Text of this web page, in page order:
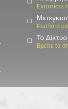
Εντοπίστε
Ρωτήστε
Το
Βρείτε τα